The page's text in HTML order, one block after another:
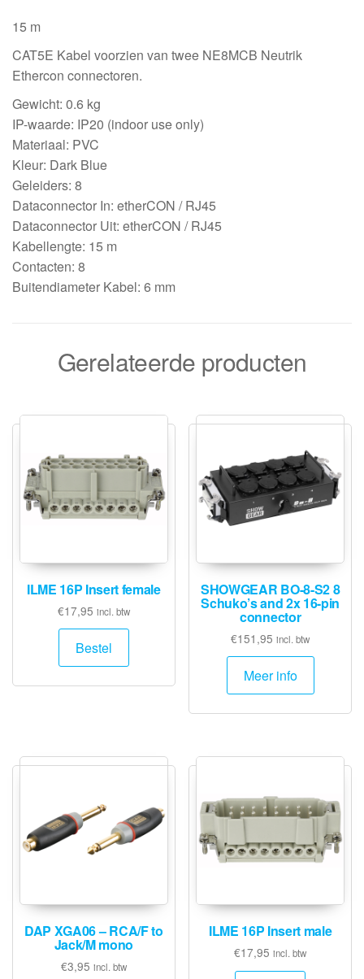
15 m
CAT5E Kabel voorzien van twee NE8MCB Neutrik
Ethercon connectoren.
Gewicht: 0.6 kg
IP-waarde: IP20 (indoor use only)
Materiaal: PVC
Kleur: Dark Blue
Geleiders: 8
Dataconnector In: etherCON / RJ45
Dataconnector Uit: etherCON / RJ45
Kabellengte: 15 m
Contacten: 8
Buitendiameter Kabel: 6 mm
Gerelateerde producten
ILME 16P Insert female
€17,95 incl. btw
Bestel
SHOWGEAR BO-8-S2 8
Schuko’s and 2x 16-pin
connector
€151,95 incl. btw
Meer info
DAP XGA06 – RCA/F to
Jack/M mono
€3,95 incl. btw
ILME 16P Insert male
€17,95 incl. btw